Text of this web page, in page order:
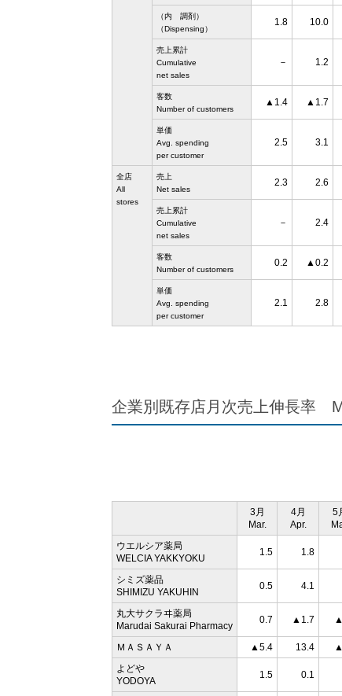
（内 調剤）
（Dispensing）
1.8 10.0
売上累計
Cumulative
net sales
－ 1.2
客数
Number of customers
▲1.4 ▲1.7
単価
Avg. spending
per customer
2.5 3.1
全店
All
stores
売上
Net sales
2.3 2.6
売上累計
Cumulative
net sales
－ 2.4
客数
Number of customers
0.2 ▲0.2
単価
Avg. spending
per customer
2.1 2.8
企業別既存店月次売上伸長率
3月
Mar.
4月
Apr.
5
ウエルシア薬局
WELCIA YAKKYOKU
1.5 1.8
シミズ薬品
SHIMIZU YAKUHIN
0.5 4.1
丸大サクラヰ薬局
Marudai Sakurai Pharmacy
0.7 ▲1.7
ＭＡＳＡＹＡ ▲5.4 13.4
よどや
YODOYA
1.5 0.1